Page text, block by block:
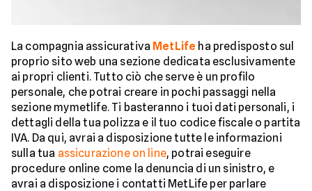
La compagnia assicurativa MetLife ha predisposto sul
proprio sito web una sezione dedicata esclusivamente
ai propri clienti. Tutto ciò che serve è un profilo
personale, che potrai creare in pochi passaggi nella
sezione mymetlife. Ti basteranno i tuoi dati personali, i
dettagli della tua polizza e il tuo codice fiscale o partita
IVA. Da qui, avrai a disposizione tutte le informazioni
sulla tua assicurazione on line, potrai eseguire
procedure online come la denuncia di un sinistro, e
avrai a disposizione i contatti MetLife per parlare